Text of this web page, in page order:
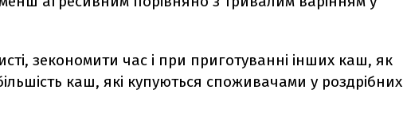
зекономити час і при приготуванні інших каш, як
каш, які купуються споживачами у роздрібних